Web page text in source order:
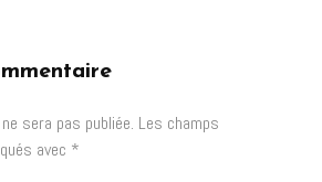
sera pas publiée. Les champs
avec *